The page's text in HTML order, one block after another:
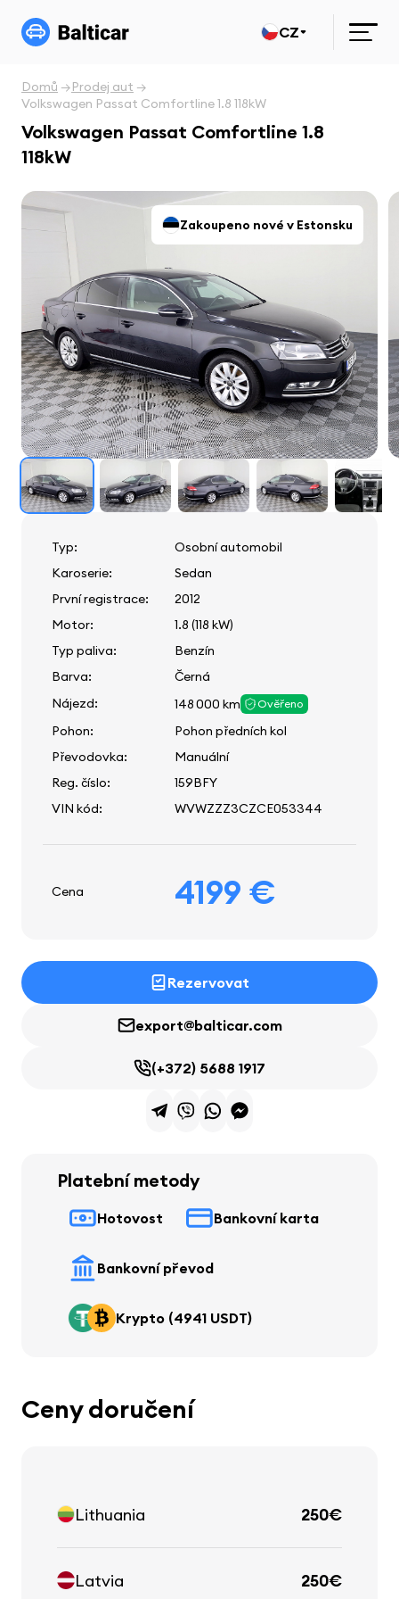
CZ
Domů
Prodej aut
Volkswagen Passat Comfortline 1.8 118kW
Volkswagen Passat Comfortline 1.8
118kW
Typ:
Osobní automobil
Karoserie:
Sedan
První registrace:
2012
Motor:
1.8 (118 kW)
Typ paliva:
Benzín
Barva:
Černá
Nájezd:
148 000 km Ověřeno
Pohon:
Pohon předních kol
Převodovka:
Manuální
Reg. číslo:
159BFY
VIN kód:
WVWZZZ3CZCE053344
Cena 4199 €
Zakoupeno nové v Estonsku
Rezervovat
export@balticar.com
(+372) 5688 1917
Platební metody
Hotovost Bankovní karta
Bankovní převod
Krypto (4941 USDT)
Ceny doručení
Lithuania 250€
Latvia 250€